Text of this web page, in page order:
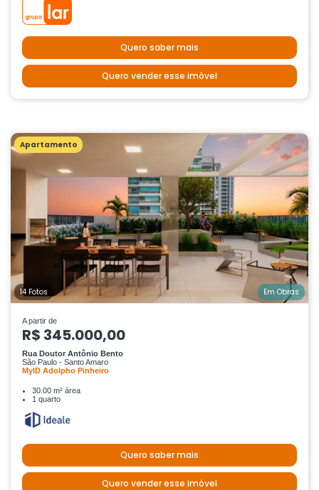
Quero saber mais
Quero vender esse imóvel
Apartamento
14 Fotos Em Obras
A partir de
R$ 345.000,00
Rua Doutor Antônio Bento
São Paulo - Santo Amaro
MyID Adolpho Pinheiro
30.00 m² área
1 quarto
Quero saber mais
Quero vender esse imóvel